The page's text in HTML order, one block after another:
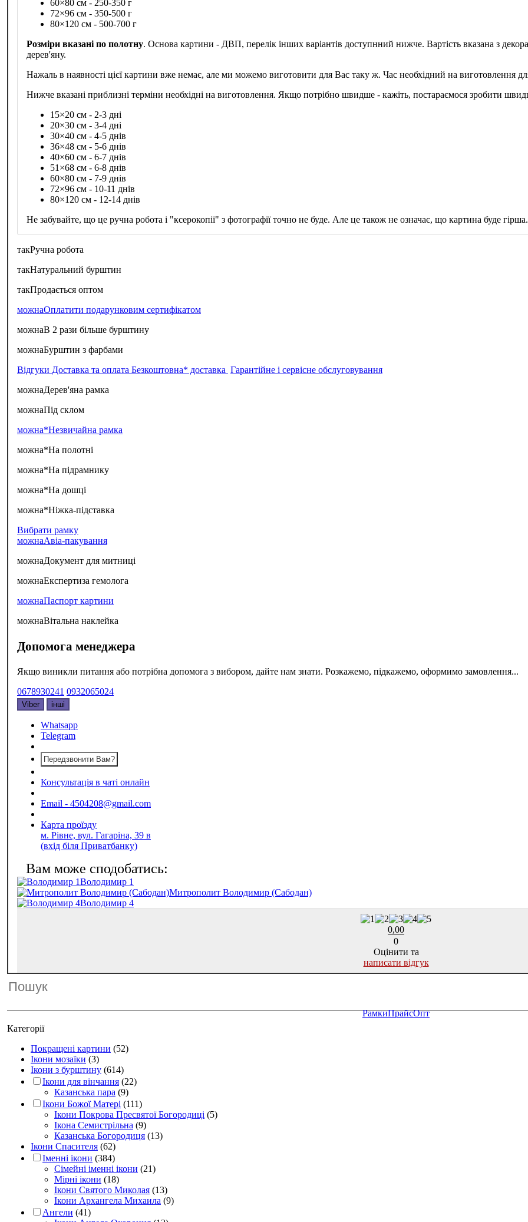
60×80 см - 250-350 г
72×96 см - 350-500 г
80×120 см - 500-700 г
Розміри вказані по полотну. Основа картини - ДВП, перелік інших варіантів доступнний нижче. Вартість вказана з
дерев'яну.
Нажаль в наявності цієї картини вже немає, але ми можемо виготовити для Вас таку ж. Час необхідний на виготовлення
Нижче вказані приблизні терміни необхідні на виготовлення. Якщо потрібно швидше - кажіть, постараємося зробити
15×20 см - 2-3 дні
20×30 см - 3-4 дні
30×40 см - 4-5 днів
36×48 см - 5-6 днів
40×60 см - 6-7 днів
51×68 см - 6-8 днів
60×80 см - 7-9 днів
72×96 см - 10-11 днів
80×120 см - 12-14 днів
Не забувайте, що це ручна робота і "ксерокопії" з фотографії точно не буде. Але це також не означає, що картина буде
такРучна робота
такНатуральний бурштин
такПродається оптом
можнаОплатити подарунковим сертифікатом
можнаВ 2 рази більше бурштину
можнаБурштин з фарбами
Відгуки Доставка та оплата Безкоштовна* доставка Гарантійне і сервісне обслуговування
можнаДерев'яна рамка
можнаПід склом
можна*Незвичайна рамка
можна*На полотні
можна*На підрамнику
можна*На дошці
можна*Ніжка-підставка
Вибрати рамку
можнаАвіа-пакування
можнаДокумент для митниці
можнаЕкспертиза гемолога
можнаПаспорт картини
можнаВітальна наклейка
Допомога менеджера
Якщо виникли питання або потрібна допомога з вибором, дайте нам знати. Розкажемо, підкажемо, оформимо замовлення...
0678930241 0932065024
Viber інші
Whatsapp
Telegram
Передзвонити Вам?
Консультація в чаті онлайн
Email - 4504208@gmail.com
Карта проїзду
м. Рівне, вул. Гагаріна, 39 в
(вхід біля Приватбанку)
Володимир 1
Митрополит Володимир (Сабодан)
Володимир 4
0,00
0
Оцінити та
написати відгук
РамкиПрайсОпт
Категорії
Покращені картини (52)
Ікони мозаїки (3)
Ікони з бурштину (614)
Ікони для вінчання (22)
Казанська пара (9)
Ікони Божої Матері (111)
Ікони Покрова Пресвятої Богородиці (5)
Ікона Семистрільна (9)
Казанська Богородиця (13)
Ікони Спасителя (62)
Іменні ікони (384)
Сімейні іменні ікони (21)
Мірні ікони (18)
Ікони Святого Миколая (13)
Ікони Архангела Михаила (9)
Ангели (41)